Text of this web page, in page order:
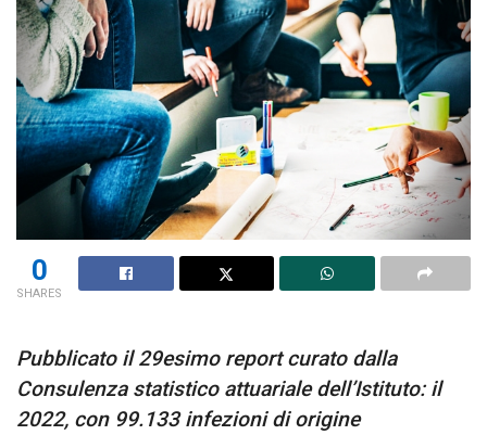
0
SHARES
Pubblicato il 29esimo report curato dalla
Consulenza statistico attuariale dell’Istituto: il
2022, con 99.133 infezioni di origine